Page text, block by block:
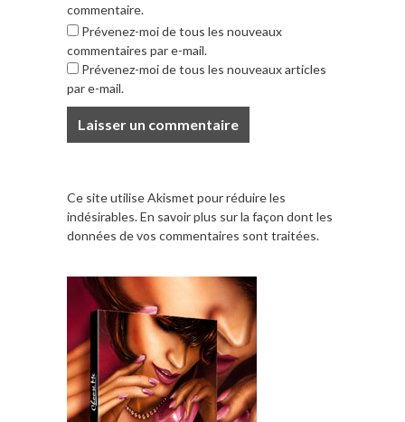
commentaire.
Prévenez-moi de tous les nouveaux
commentaires par e-mail.
Prévenez-moi de tous les nouveaux articles
par e-mail.
Ce site utilise Akismet pour réduire les
indésirables.En savoir plus sur la façon dont les
données de vos commentaires sont traitées.